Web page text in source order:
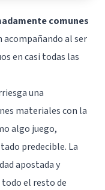
comunes
acompañando al ser
en casi todas las
una
materiales con la
algo juego,
predecible. La
apostada y
el resto de